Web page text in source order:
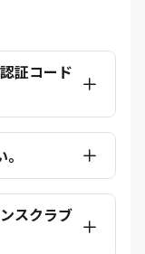
証コード
スクラブ